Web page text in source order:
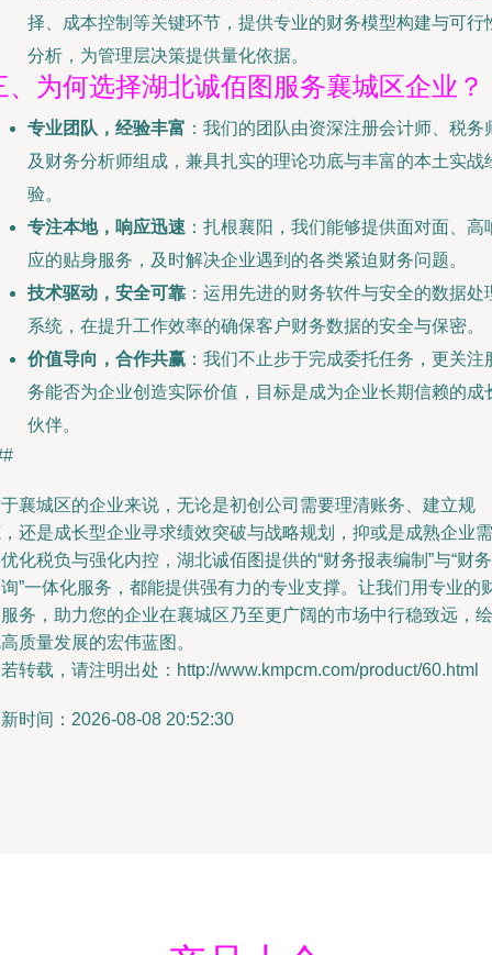
择、成本控制等关键环节，提供专业的财务模型构建与可行
分析，为管理层决策提供量化依据。
、为何选择湖北诚佰图服务襄城区企业？
专业团队，经验丰富 ：我们的团队由资深注册会计师、税务
及财务分析师组成，兼具扎实的理论功底与丰富的本土实战
验。
专注本地，响应迅速 ：扎根襄阳，我们能够提供面对面、高
应的贴身服务，及时解决企业遇到的各类紧迫财务问题。
技术驱动，安全可靠 ：运用先进的财务软件与安全的数据处
系统，在提升工作效率的确保客户财务数据的安全与保密。
价值导向，合作共赢 ：我们不止步于完成委托任务，更关注
务能否为企业创造实际价值，目标是成为企业长期信赖的成
伙伴。
襄城区的企业来说，无论是初创公司需要理清账务、建立规
还是成长型企业寻求绩效突破与战略规划，抑或是成熟企业需
化税负与强化内控，湖北诚佰图提供的“财务报表编制”与“财务
”一体化服务，都能提供强有力的专业支撑。让我们用专业的
务，助力您的企业在襄城区乃至更广阔的市场中行稳致远，绘
质量发展的宏伟蓝图。
转载，请注明出处：http://www.kmpcm.com/product/60.html
时间：2026-08-08 20:52:30